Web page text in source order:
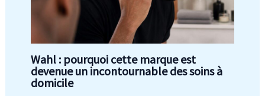
Wahl : pourquoi cette marque est
devenue un incontournable des soins à
domicile